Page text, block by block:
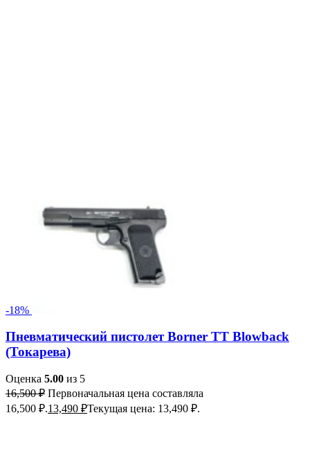
-18%
Пневматический пистолет Borner TT Blowback
(Токарева)
Оценка 5.00 из 5
16,500₽ Первоначальная цена составляла
16,500 ₽.13,490 ₽Текущая цена: 13,490 ₽.